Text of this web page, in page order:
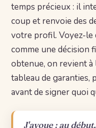
temps précieux : il
coup et renvoie des
votre profil. Voyez-le
comme une décision
obtenue, on revient à
tableau de garanties,
avant de signer quoi
J'avoue : au